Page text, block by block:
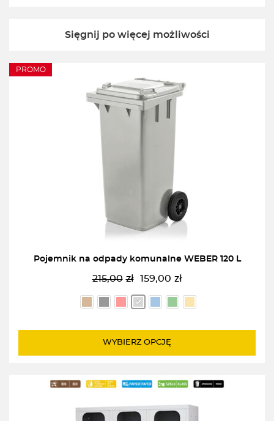
Sięgnij po więcej możliwości
PROMO
Pojemnik na odpady komunalne WEBER 120 L
215,00 zł
Pierwotna
cena
wynosiła:
159,00 zł
Aktualna
cena
wynosi:
WYBIERZ OPCJĘ